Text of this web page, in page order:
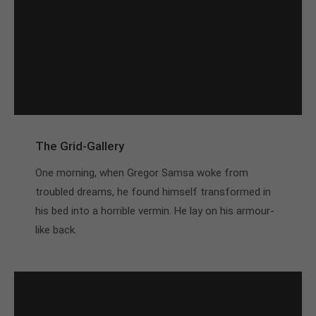
The Grid-Gallery
One morning, when Gregor Samsa woke from
troubled dreams, he found himself transformed in
his bed into a horrible vermin. He lay on his armour-
like back.